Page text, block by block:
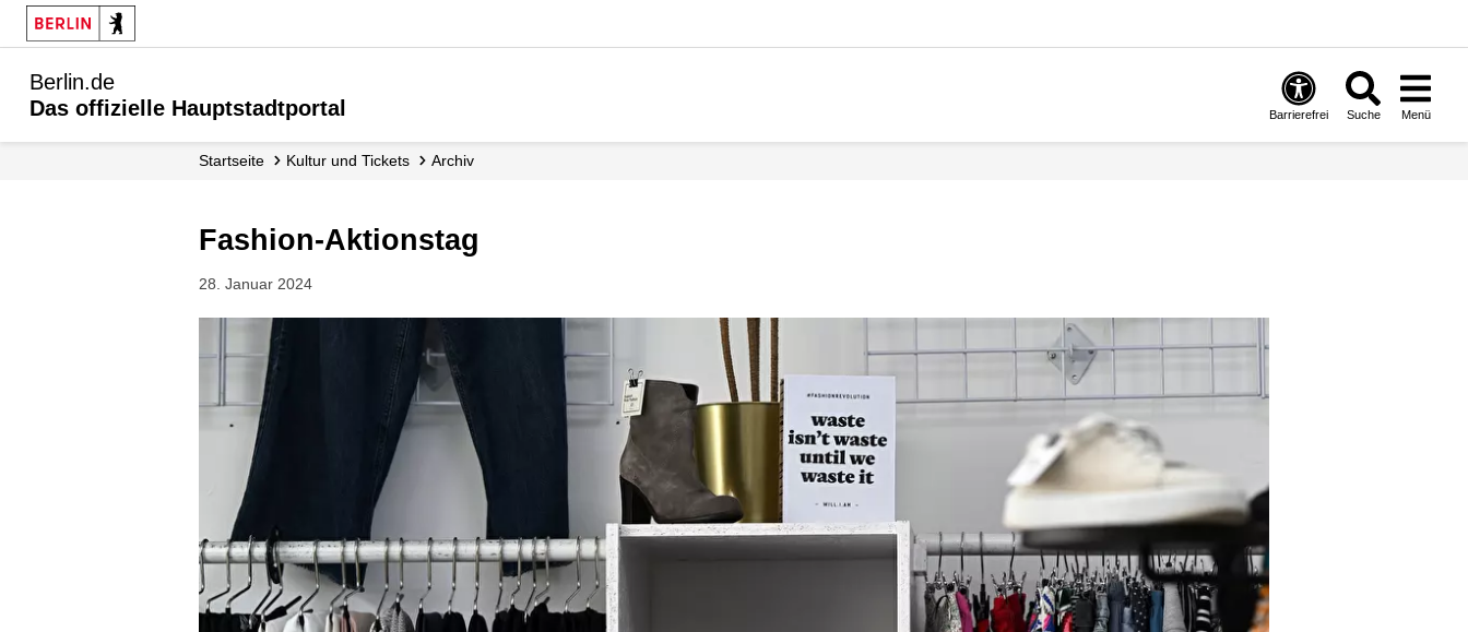
Berlin.de
Das offizielle Hauptstadtportal
Barrierefrei Suche Menü
Startseite Kultur und Tickets Archiv
Fashion-Aktionstag
28. Januar 2024